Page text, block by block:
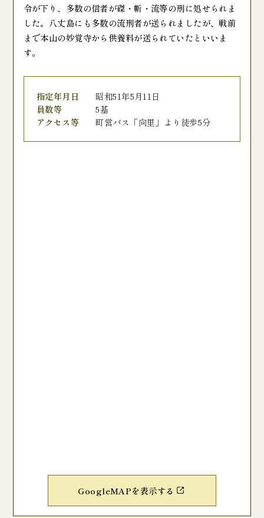
令が下り、多数の信者が磔・斬・流等の刑に処せられま
した。八丈島にも多数の流刑者が送られましたが、戦前
まで本山の妙覚寺から供養料が送られていたといいま
す。
指定年月日
昭和51年5月11日
員数等
5基
アクセス等
町営バス「向里」より徒歩5分
GoogleMAPを表示する